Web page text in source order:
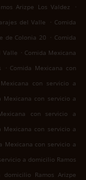
Arizpe Los Valdez
.
del Valle
. Comida
de Colonia 20 . Comida
Valle . Comida Mexicana
. Comida Mexicana con
con servicio a
Mexicana con servicio a
con servicio a
Mexicana con servicio a
Mexicana con servicio a
a domicilio Ramos
Ramos Arizpe